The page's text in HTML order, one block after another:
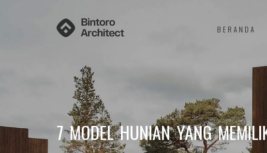
BERANDA
7 MODEL HUNIAN YANG